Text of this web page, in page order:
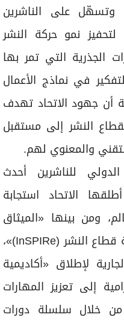
وتسهّل على الناشرين
نمو حركة النشر
الجذرية التي تمر بها
في نماذج الأعمال
أن جهود الاتحاد تهدف
النشر إلى مستقبل
والمعنوي لهم.
للناشرين أحدث
الاتحاد استجابة
ومن بينها «الميثاق
الدولي لتعزيز استدامة ومرونة قطاع النشر (InSPIRe)»،
لإطلاق «أكاديمية
إلى تعزيز المهارات
من خلال سلسلة دورات